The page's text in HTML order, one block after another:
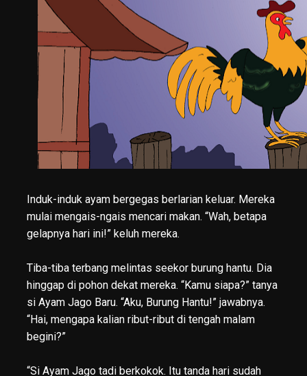
Induk-induk ayam bergegas berlarian keluar. Mereka
mulai mengais-ngais mencari makan. “Wah, betapa
gelapnya hari ini!” keluh mereka.
Tiba-tiba terbang melintas seekor burung hantu. Dia
hinggap di pohon dekat mereka. “Kamu siapa?” tanya
si Ayam Jago Baru. “Aku, Burung Hantu!” jawabnya.
“Hai, mengapa kalian ribut-ribut di tengah malam
begini?”
“Si Ayam Jago tadi berkokok. Itu tanda hari sudah